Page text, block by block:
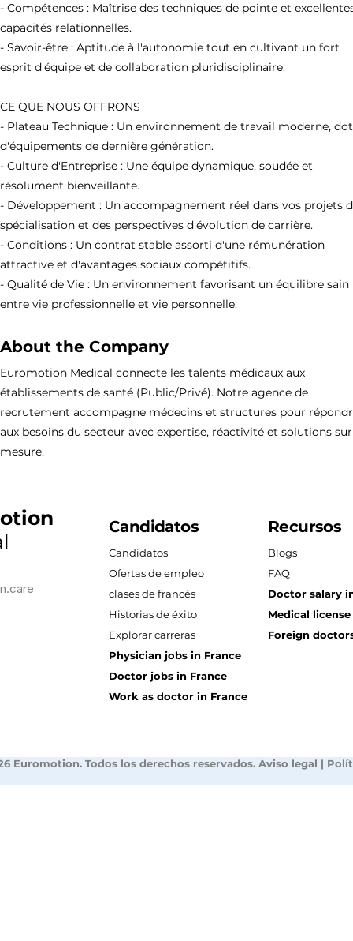
- Compétences : Maîtrise des techniques de pointe et
capacités relationnelles.
- Savoir-être : Aptitude à l'autonomie tout en cultivant un fort
esprit d'équipe et de collaboration pluridisciplinaire.
CE QUE NOUS OFFRONS
- Plateau Technique : Un environnement de travail moderne,
d'équipements de dernière génération.
- Culture d'Entreprise : Une équipe dynamique, soudée et
résolument bienveillante.
- Développement : Un accompagnement réel dans vos projets
spécialisation et des perspectives d'évolution de carrière.
- Conditions : Un contrat stable assorti d'une rémunération
attractive et d'avantages sociaux compétitifs.
- Qualité de Vie : Un environnement favorisant un équilibre sain
entre vie professionnelle et vie personnelle.
About the Company
Euromotion Medical connecte les talents médicaux aux
établissements de santé (Public/Privé). Notre agence de
recrutement accompagne médecins et structures pour
aux besoins du secteur avec expertise, réactivité et solutions sur
mesure.
Candidatos
Candidatos
Ofertas de empleo
clases de francés
Historias de éxito
Explorar carreras
Physician jobs in France
Doctor jobs in France
Work as doctor in France
Recursos
Blogs
FAQ
Doctor salary
Medical
Foreign
Euromotion. Todos los derechos reservados. Aviso legal |